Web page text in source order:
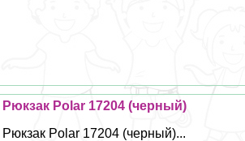
Рюкзак Polar 17204 (черный)
Рюкзак Polar 17204 (черный)...